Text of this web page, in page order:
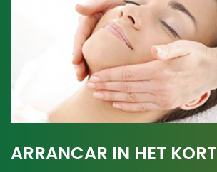
ARRANCAR IN HET KORT